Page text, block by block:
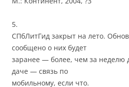
5.
СПбЛитГид закрыт на лето.
сообщено о них будет
заранее — более, чем за неделю
даче — связь по
мобильному, если что.